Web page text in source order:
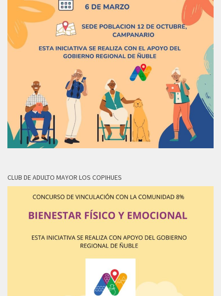
CLUB DE ADULTO MAYOR LOS COPIHUES